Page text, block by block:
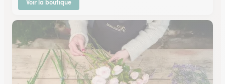
Voir la boutique